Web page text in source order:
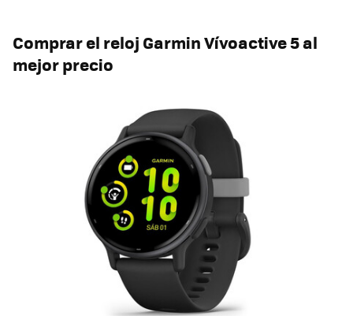
Comprar el reloj Garmin Vívoactive 5 al
mejor precio